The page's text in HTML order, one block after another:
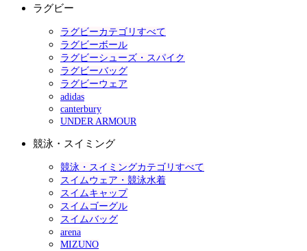
ラグビー
ラグビーカテゴリすべて
ラグビーボール
ラグビーシューズ・スパイク
ラグビーバッグ
ラグビーウェア
adidas
canterbury
UNDER ARMOUR
競泳・スイミング
競泳・スイミングカテゴリすべて
スイムウェア・競泳水着
スイムキャップ
スイムゴーグル
スイムバッグ
arena
MIZUNO